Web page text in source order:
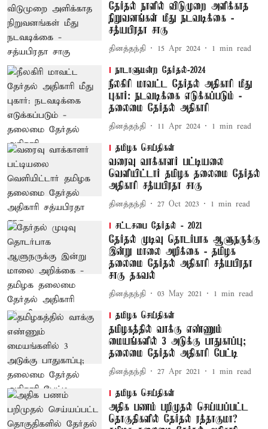
தேர்தல் நாளில் விடுமுறை அளிக்காத
நிறுவனங்கள் மீது நடவடிக்கை -
சத்யபிரதா சாகு
தினத்தந்தி 15 Apr 2024 1 min read
நாடாளுமன்ற தேர்தல்-2024
நீலகிரி மாவட்ட தேர்தல் அதிகாரி மீது
புகார்: நடவடிக்கை எடுக்கப்படும் -
தலைமை தேர்தல் அதிகாரி
தினத்தந்தி 11 Apr 2024 1 min read
தமிழக செய்திகள்
வரைவு வாக்காளர் பட்டியலை
வெளியிட்டார் தமிழக தலைமை தேர்தல்
அதிகாரி சத்யபிரதா சாகு
தினத்தந்தி 27 Oct 2023 1 min read
சட்டசபை தேர்தல் - 2021
தேர்தல் முடிவு தொடர்பாக ஆளுநருக்கு
இன்று மாலை அறிக்கை - தமிழக
தலைமை தேர்தல் அதிகாரி சத்யபிரதா
சாகு தகவல்
தினத்தந்தி 03 May 2021 1 min read
தமிழக செய்திகள்
தமிழகத்தில் வாக்கு எண்ணும்
மையங்களில் 3 அடுக்கு பாதுகாப்பு;
தலைமை தேர்தல் அதிகாரி பேட்டி
தினத்தந்தி 27 Apr 2021 1 min read
தமிழக செய்திகள்
அதிக பணம் பறிமுதல் செய்யப்பட்ட
தொகுதிகளில் தேர்தல் ரத்தாகுமா?